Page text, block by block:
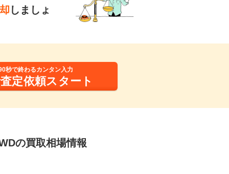
しましょ
秒で終わるカンタン入力
定依頼スタート
の買取相場情報